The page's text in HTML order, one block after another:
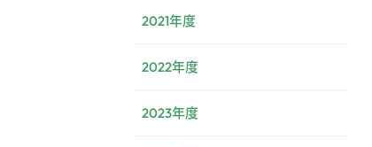
2021年度
2022年度
2023年度